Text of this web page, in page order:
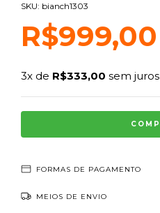
SKU: bianch1303
R$999,00
3x de R$333,00 sem juros
FORMAS DE PAGAMENTO
MEIOS DE ENVIO